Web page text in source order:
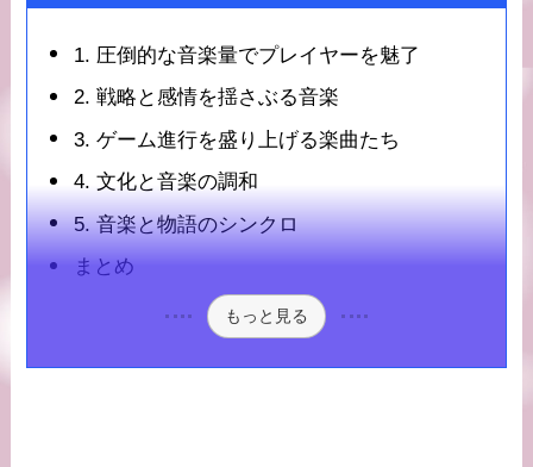
1. 圧倒的な音楽量でプレイヤーを魅了
2. 戦略と感情を揺さぶる音楽
3. ゲーム進行を盛り上げる楽曲たち
4. 文化と音楽の調和
5. 音楽と物語のシンクロ
まとめ
もっと見る